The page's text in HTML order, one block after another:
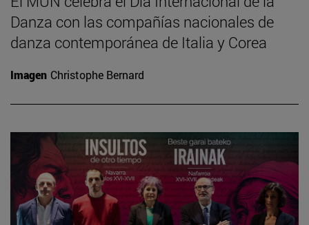
Danza con las compañías nacionales de
danza contemporánea de Italia y Corea
Imagen Christophe Bernard